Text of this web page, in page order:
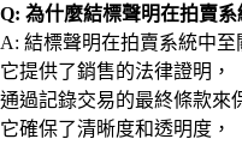
Q: 為什麼結標聲明在拍賣系
A: 結標聲明在拍賣系統中至
它提供了銷售的法律證明，
通過記錄交易的最終條款來
它確保了清晰度和透明度，